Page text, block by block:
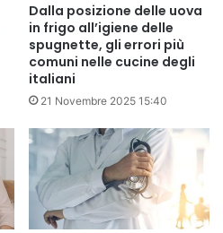
Dalla posizione delle uova
in frigo all’igiene delle
spugnette, gli errori più
comuni nelle cucine degli
italiani
21 Novembre 2025 15:40